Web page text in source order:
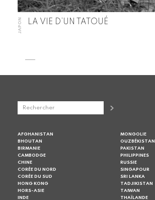
JAPON LA VIE D’UN TATOUÉ
AFGHANISTAN
BHOUTAN
BIRMANIE
CAMBODGE
CHINE
CORÉE DU NORD
CORÉE DU SUD
HONG KONG
HORS-ASIE
INDE
MONGOLIE
OUZBÉKISTAN
PAKISTAN
PHILIPPINES
RUSSIE
SINGAPOUR
SRI LANKA
TADJIKISTAN
TAIWAN
THAÏLANDE